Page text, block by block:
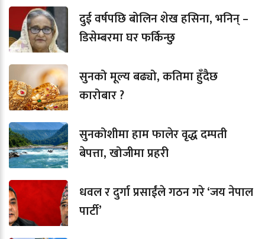
दुई वर्षपछि बोलिन शेख हसिना, भनिन् –
डिसेम्बरमा घर फर्किन्छु
सुनको मूल्य बढ्यो, कतिमा हुँदैछ
कारोबार ?
सुनकोशीमा हाम फालेर वृद्ध दम्पती
बेपत्ता, खोजीमा प्रहरी
धवल र दुर्गा प्रसाईंले गठन गरे ‘जय नेपाल
पार्टी’